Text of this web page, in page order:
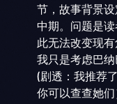
节，故事背景
中期。问题是
此无法改变现
我只是考虑巴纳
(剧透：我推荐
你可以查查她们